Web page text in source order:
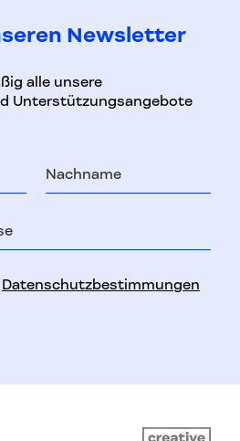
Newsletter
alle unsere
Unterstützungsangebote
Nachname
Datenschutzbestimmungen